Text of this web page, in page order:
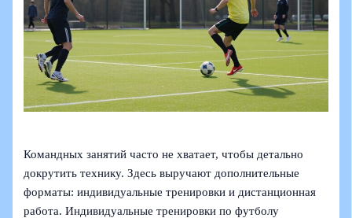
Командных занятий часто не хватает, чтобы детально
докрутить технику. Здесь выручают дополнительные
форматы: индивидуальные тренировки и дистанционная
работа. Индивидуальные тренировки по футболу